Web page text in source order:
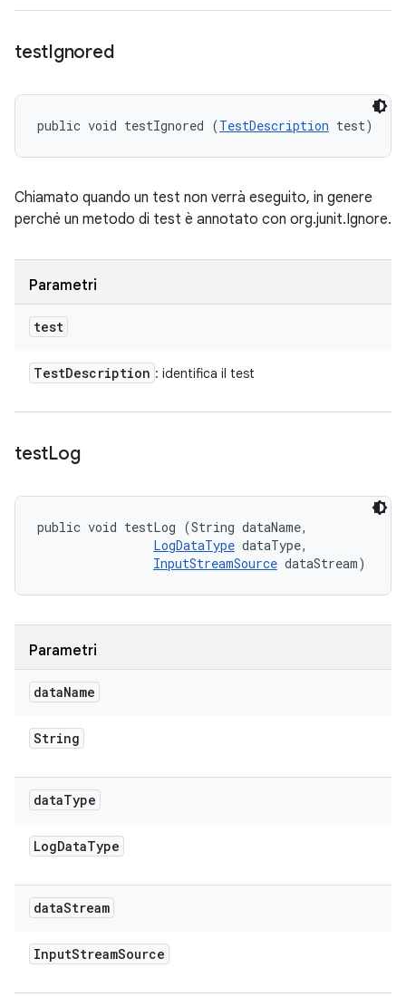
testIgnored
public void testIgnored (TestDescription test)
Chiamato quando un test non verrà eseguito, in genere
perché un metodo di test è annotato con org.junit.Ignore.
Parametri
test
TestDescription : identifica il test
testLog
public void testLog (String dataName,
LogDataType dataType,
InputStreamSource dataStream)
Parametri
dataName
String
dataType
LogDataType
dataStream
InputStreamSource